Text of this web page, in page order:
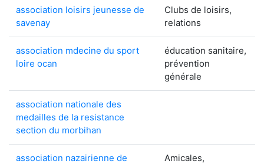
association loisirs jeunesse de
savenay
Clubs de loisirs,
relations
association mdecine du sport
loire ocan
éducation sanitaire,
prévention
générale
association nationale des
medailles de la resistance
section du morbihan
association nazairienne de
Amicales,